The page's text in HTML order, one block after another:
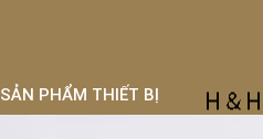
SẢN PHẨM THIẾT BỊ